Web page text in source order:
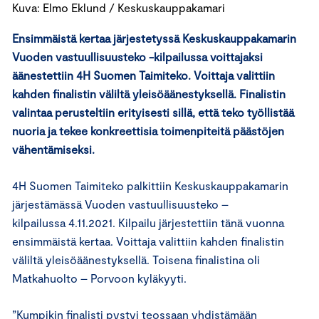
Kuva: Elmo Eklund / Keskuskauppakamari
Ensimmäistä kertaa järjestetyssä Keskuskauppakamarin
Vuoden vastuullisuusteko -kilpailussa voittajaksi
äänestettiin 4H Suomen Taimiteko. Voittaja valittiin
kahden finalistin väliltä yleisöäänestyksellä. Finalistin
valintaa perusteltiin erityisesti sillä, että teko työllistää
nuoria ja tekee konkreettisia toimenpiteitä päästöjen
vähentämiseksi.
4H Suomen Taimiteko palkittiin Keskuskauppakamarin
järjestämässä Vuoden vastuullisuusteko –
kilpailussa 4.11.2021. Kilpailu järjestettiin tänä vuonna
ensimmäistä kertaa. Voittaja valittiin kahden finalistin
väliltä yleisöäänestyksellä. Toisena finalistina oli
Matkahuolto – Porvoon kyläkyyti.
”Kumpikin finalisti pystyi teossaan yhdistämään